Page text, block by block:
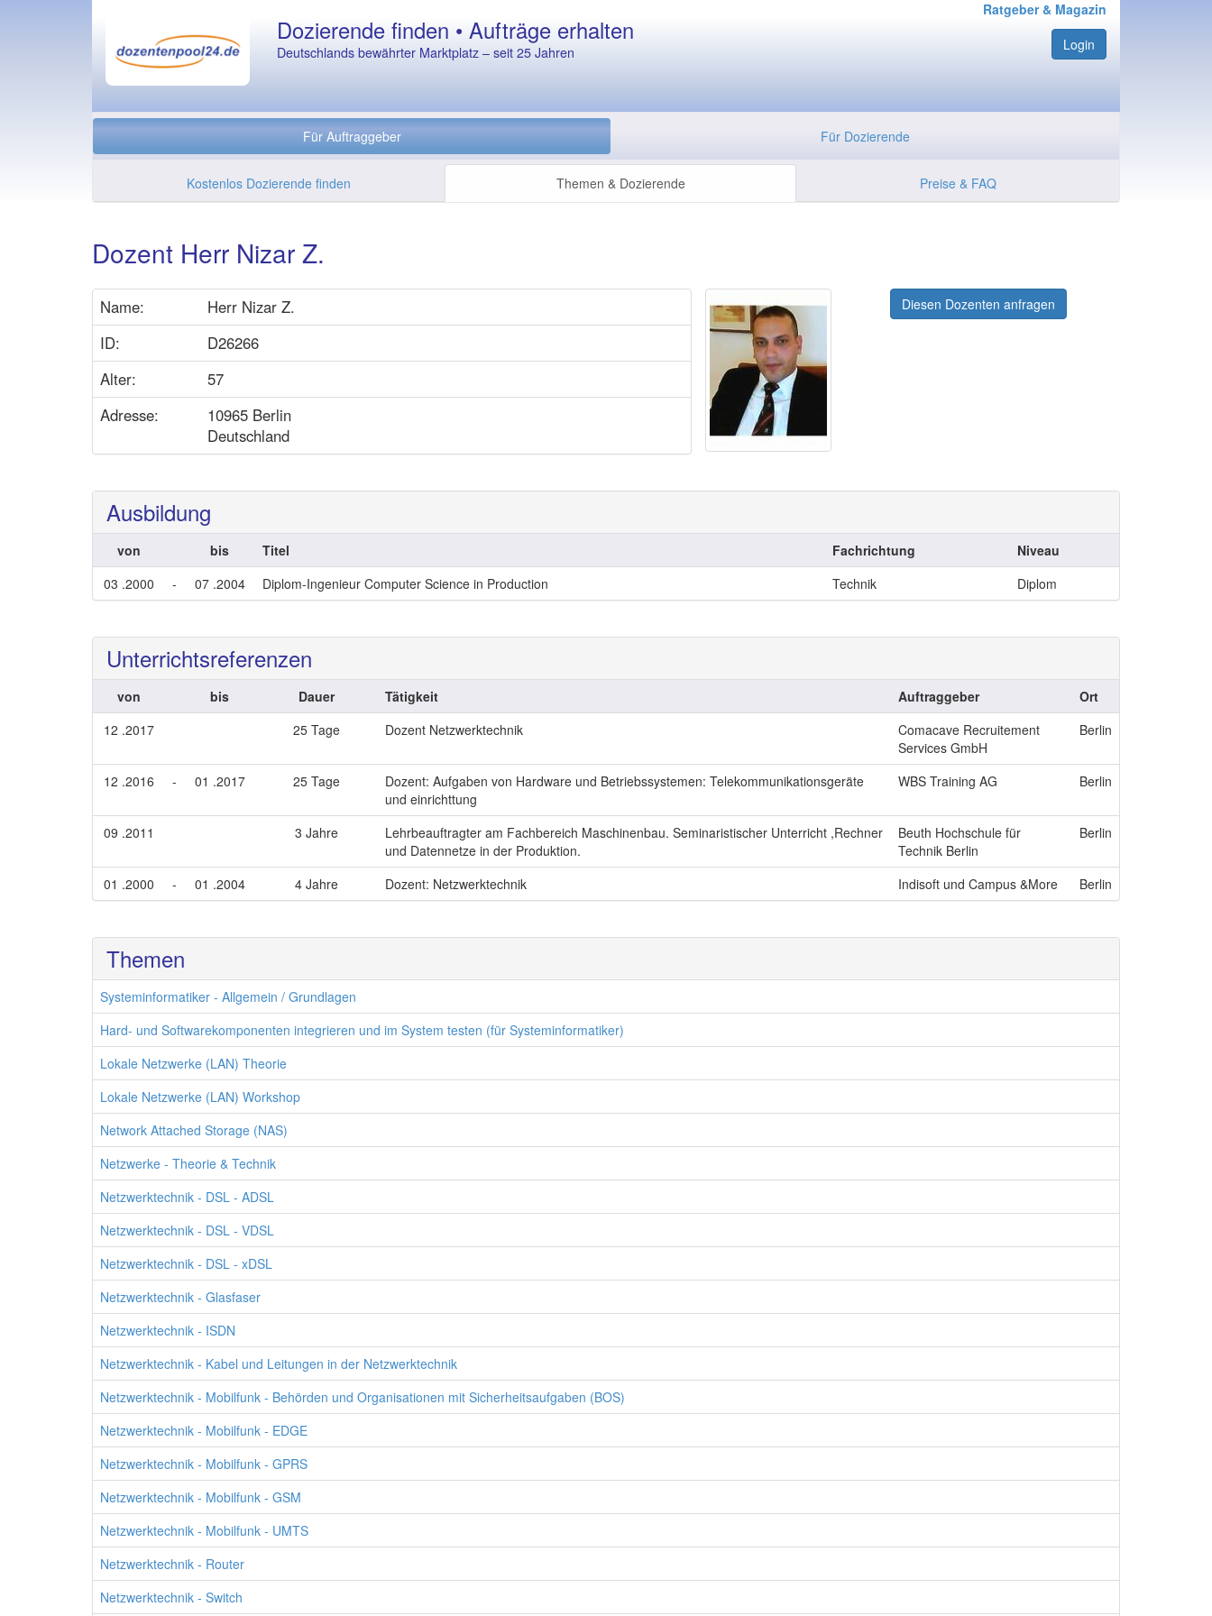
Dozierende finden • Aufträge erhalten
Deutschlands bewährter Marktplatz – seit 25 Jahren
Ratgeber & Magazin
Login
Für Auftraggeber Für Dozierende
Kostenlos Dozierende finden Themen & Dozierende Preise & FAQ
Dozent Herr Nizar Z.
Name:
Herr Nizar Z.
ID:
D26266
Alter:
57
Adresse:
10965 Berlin
Deutschland
Diesen Dozenten anfragen
Ausbildung
von bis Titel Fachrichtung
Niveau
03 .2000
- 07 .2004 Diplom-Ingenieur Computer Science in Production Technik Diplom
Unterrichtsreferenzen
von bis Dauer Tätigkeit Auftraggeber
Ort
12 .2017
25 Tage Dozent Netzwerktechnik
Comacave Recruitement
Services GmbH
Berlin
12 .2016 - 01 .2017 25 Tage
Dozent: Aufgaben von Hardware und Betriebssystemen: Telekommunikationsgeräte
und einrichttung
WBS Training AG Berlin
09 .2011 3 Jahre
Lehrbeauftragter am Fachbereich Maschinenbau. Seminaristischer Unterricht ,Rechner
und Datennetze in der Produktion.
Beuth Hochschule für
Technik Berlin
Berlin
01 .2000 - 01 .2004 4 Jahre Dozent: Netzwerktechnik Indisoft und Campus &More Berlin
Themen
Systeminformatiker - Allgemein / Grundlagen
Hard- und Softwarekomponenten integrieren und im System testen (für Systeminformatiker)
Lokale Netzwerke (LAN) Theorie
Lokale Netzwerke (LAN) Workshop
Network Attached Storage (NAS)
Netzwerke - Theorie & Technik
Netzwerktechnik - DSL - ADSL
Netzwerktechnik - DSL - VDSL
Netzwerktechnik - DSL - xDSL
Netzwerktechnik - Glasfaser
Netzwerktechnik - ISDN
Netzwerktechnik - Kabel und Leitungen in der Netzwerktechnik
Netzwerktechnik - Mobilfunk - Behörden und Organisationen mit Sicherheitsaufgaben (BOS)
Netzwerktechnik - Mobilfunk - EDGE
Netzwerktechnik - Mobilfunk - GPRS
Netzwerktechnik - Mobilfunk - GSM
Netzwerktechnik - Mobilfunk - UMTS
Netzwerktechnik - Router
Netzwerktechnik - Switch